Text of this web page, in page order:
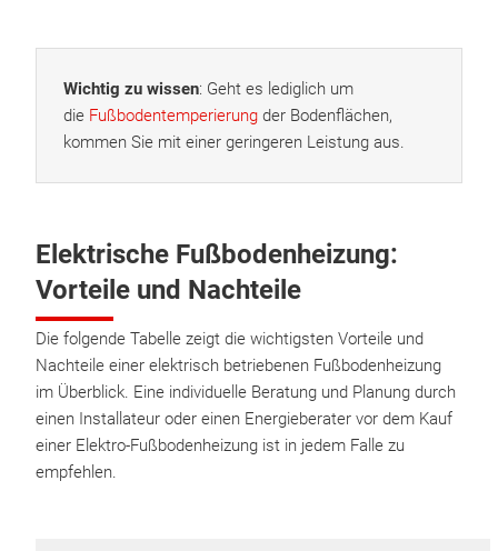
Wichtig zu wissen: Geht es lediglich um
die Fußbodentemperierung der Bodenflächen,
kommen Sie mit einer geringeren Leistung aus.
Elektrische Fußbodenheizung:
Vorteile und Nachteile
Die folgende Tabelle zeigt die wichtigsten Vorteile und
Nachteile einer elektrisch betriebenen Fußbodenheizung
im Überblick. Eine individuelle Beratung und Planung durch
einen Installateur oder einen Energieberater vor dem Kauf
einer Elektro-Fußbodenheizung ist in jedem Falle zu
empfehlen.